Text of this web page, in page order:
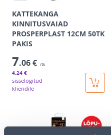
KATTEKANGA
KINNITUSVAIAD
PROSPERPLAST 12CM 50TK
PAKIS
7.06 € /tk
4.24 €
sisselogitud
kliendile